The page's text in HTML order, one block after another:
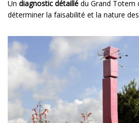
Un diagnostic détaillé du Grand Totem
déterminer la faisabilité et la nature